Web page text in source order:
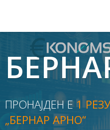
АКТУЕЛНО
ЕКОНОМИЈА
ФИНАНСИИ
БАНКАРСТВО
ПРОНАЈДЕН Е1
„БЕРНАР АРНО“